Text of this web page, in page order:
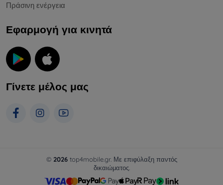
Πράσινη ενέργεια
Εφαρμογή για κινητά
Γίνετε μέλος μας
© 2026top4mobile.gr. Με επιφύλαξη παντός
δικαιώματος.